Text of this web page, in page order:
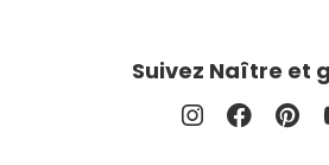
Suivez Naître et